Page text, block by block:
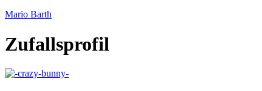
Mario Barth
Zufallsprofil